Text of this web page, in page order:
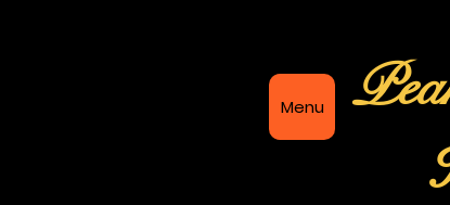
Menu